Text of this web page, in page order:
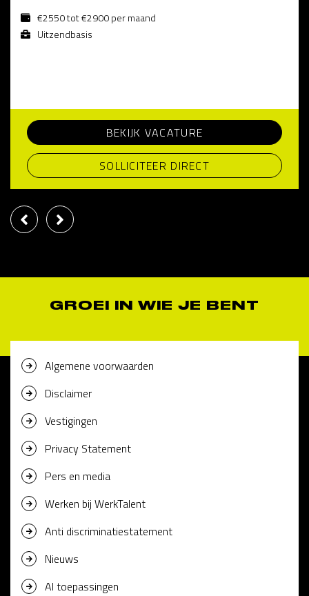
€2550 tot €2900 per maand
Uitzendbasis
BEKIJK VACATURE
SOLLICITEER DIRECT
GROEI IN WIE JE BENT
Algemene voorwaarden
Disclaimer
Vestigingen
Privacy Statement
Pers en media
Werken bij WerkTalent
Anti discriminatiestatement
Nieuws
AI toepassingen